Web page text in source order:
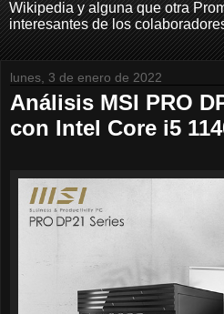
Wikipedia y alguna que otra
interesantes de los
lunes, 3 de enero de 2022
Análisis MSI PRO
con Intel Core i5